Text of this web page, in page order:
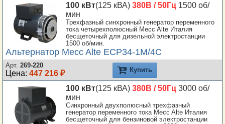
100 кВт(125 кВА) 380В / 50Гц 1500 об/
мин
Трехфазный синхронный генератор переменного
тока четырехполюсный Mecc Alte Италия
бесщеточный для дизельной электростанции
1500 об/мин.
Альтернатор Mecc Alte ECP34-1M/4C
Арт. 269-220
Цена: 447 216 ₽ Купить
100 кВт(125 кВА) 380В / 50Гц 3000 об/
мин
Синхронный двухполюсный трехфазный
генератор переменного тока Mecc Alte Италия
бесщеточный для бензиновой электростанции